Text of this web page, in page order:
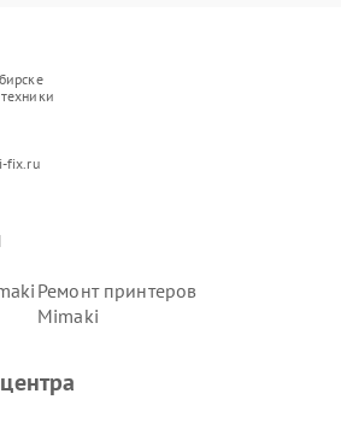
fix.ru
Ремонт принтеров
Mimaki